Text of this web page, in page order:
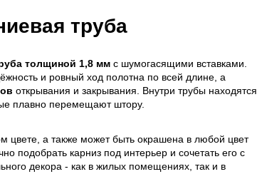
труба
толщиной 1,8 мм с шумогасящими вставками.
и ровный ход полотна по всей длине, а
открывания и закрывания. Внутри трубы находятся
плавно перемещают штору.
цвете, а также может быть окрашена в любой цвет
подобрать карниз под интерьер и сочетать его с
декора - как в жилых помещениях, так и в